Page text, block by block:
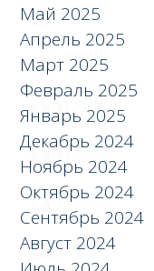
Май 2025
Апрель 2025
Март 2025
Февраль 2025
Январь 2025
Декабрь 2024
Ноябрь 2024
Октябрь 2024
Сентябрь 2024
Август 2024